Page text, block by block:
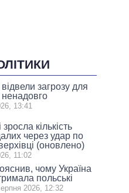
загрозу для
13:41
кількість
через удар по
(оновлено)
11:02
чому Україна
польські
2026, 12:32